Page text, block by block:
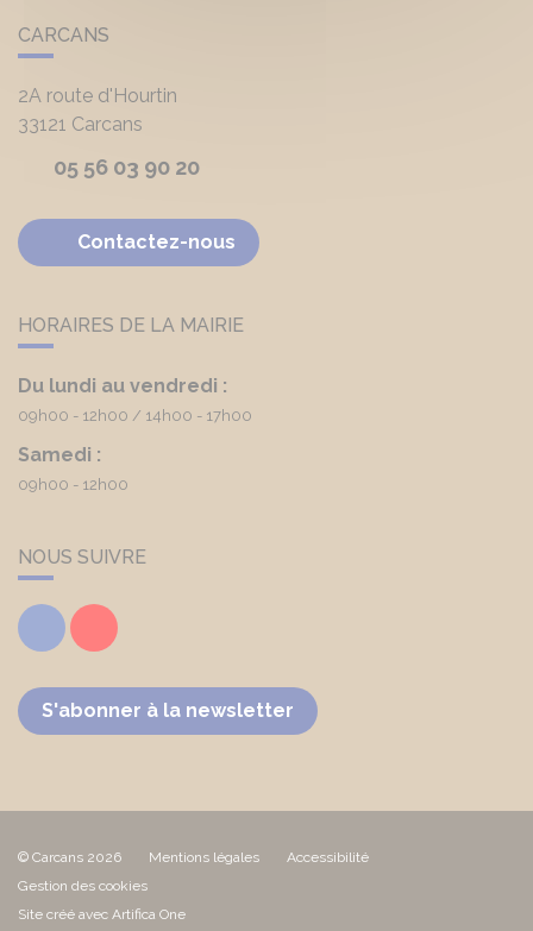
CARCANS
2A route d'Hourtin
33121 Carcans
05 56 03 90 20
Contactez-nous
HORAIRES DE LA MAIRIE
Du lundi au vendredi :
09h00 - 12h00 14h00 - 17h00
Samedi :
09h00 - 12h00
NOUS SUIVRE
FacebookYoutube
S'abonner à la newsletter
© Carcans 2026 Mentions légales
Accessibilité
Gestion des cookies
Site créé avec Artifica One